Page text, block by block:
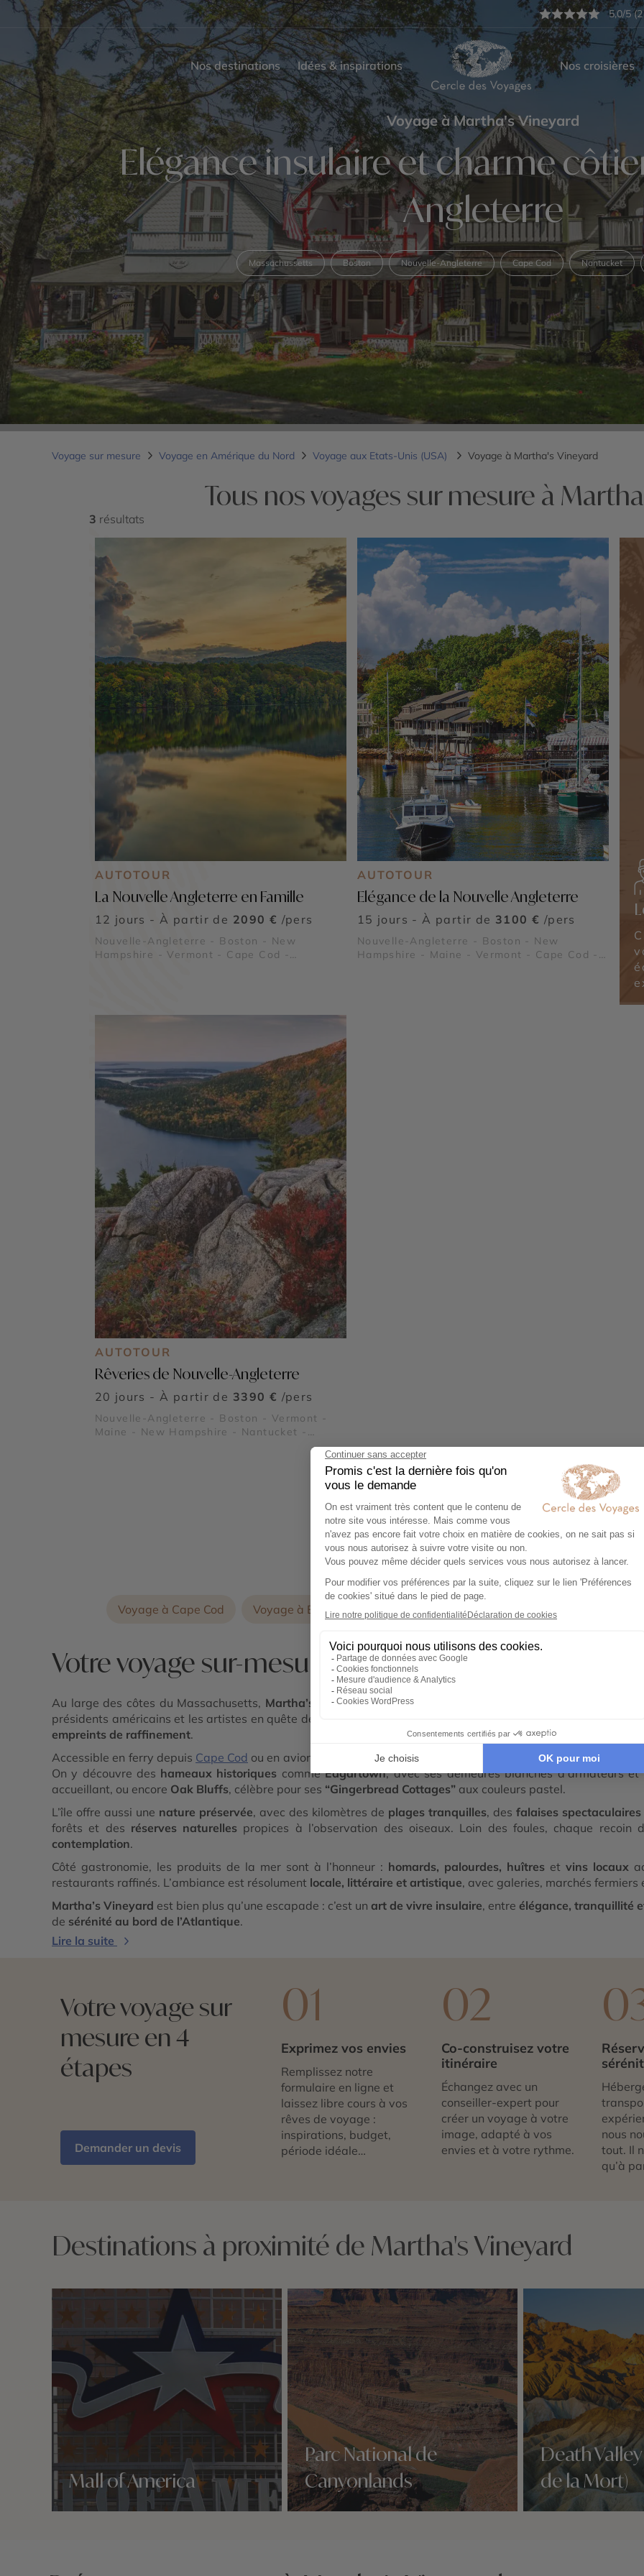
5,0/5
Nos destinations Idées & inspirations Nos croisières
Voyage à Martha's Vineyard
Elégance insulaire et charme
Angleterre
Massachussetts Boston Nouvelle-Angleterre Cape Cod Nantucket
Voyage sur mesure Voyage en Amérique du Nord Voyage aux Etats-Unis (USA) Voyage à Martha's Vineyard
Tous nos voyages sur mesure à
3 résultats
AUTOTOUR
La Nouvelle Angleterre en Famille
12 jours - À partir de 2090 € /pers
Nouvelle-Angleterre - Boston - New
Hampshire - Vermont - Cape Cod -
AUTOTOUR
Elégance de la Nouvelle Angleterre
15 jours - À partir de 3100 € /pers
Nouvelle-Angleterre - Boston - New
Hampshire - Maine - Vermont - Cape Cod -
AUTOTOUR
Rêveries de Nouvelle-Angleterre
20 jours - À partir de 3390 € /pers
Nouvelle-Angleterre - Boston - Vermont -
Maine - New Hampshire - Nantucket -
Martha's Vineyard - Cape Cod - Le Freedom
Voir tous nos voyages Etats-Unis (USA)
Découvrez aussi :
Voyage à Cape Cod Voyage à Boston Circuit Accompagné dans l’Est des États-Unis
Votre voyage sur-mesure à Martha's Vineyard
Au large des côtes du Massachusetts, Martha’s Vineyardest une île emblématique de la Nouvelle-
présidents américains et les artistes en quête de calme, elle incarne une
empreints de raffinement.
Accessible en ferry depuis Cape Cod ou en avion léger, Martha’s Vineyard cultive un rythme de vie apaisé
,
On y découvre des hameaux historiques commeEdgartown, avec ses demeures blanches d’armateurs et
accueillant, ou encore Oak Bluffs, célèbre pour ses “Gingerbread Cottages” aux couleurs pastel.
L’île offre aussi une nature préservée, avec des kilomètres de plages tranquilles, des falaises spectaculaires
forêts et des réserves naturelles propices à l’observation des oiseaux. Loin des foules, chaque recoin
contemplation.
Côté gastronomie, les produits de la mer sont à l’honneur : homards, palourdes, huîtres et vins locaux
restaurants raffinés. L’ambiance est résolument locale, littéraire et artistique, avec galeries, marchés fermiers
Martha’s Vineyard est bien plus qu’une escapade : c’est un art de vivre insulaire, entre élégance, tranquillité
de sérénité au bord de l’Atlantique.
Lire la suite
Votre voyage sur
mesure en 4
étapes
Demander un devis
01
Exprimez vos envies
Remplissez notre
formulaire en ligne et
laissez libre cours à vos
rêves de voyage :
inspirations, budget,
période idéale…
02
Co-construisez votre
itinéraire
Échangez avec un
conseiller-expert pour
créer un voyage à votre
image, adapté à vos
envies et à votre rythme.
nous
tout. Il
qu’à
Destinations à proximité de Martha's Vineyard
Mall of America
Parc National de
Canyonlands
Death
de la Mort)